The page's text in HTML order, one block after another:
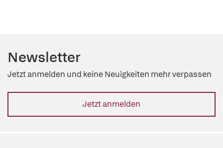
Newsletter
Jetzt anmelden und keine Neuigkeiten mehr verpassen
Jetzt anmelden